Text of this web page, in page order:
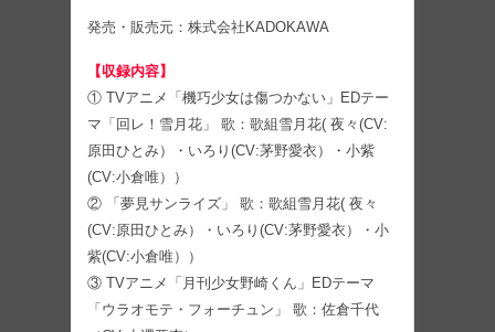
発売・販売元：株式会社KADOKAWA
【収録内容】
① TVアニメ「機巧少女は傷つかない」EDテー
マ「回レ！雪月花」 歌：歌組雪月花( 夜々(CV:
原田ひとみ）・いろり(CV:茅野愛衣）・小紫
(CV:小倉唯））
② 「夢見サンライズ」 歌：歌組雪月花( 夜々
(CV:原田ひとみ）・いろり(CV:茅野愛衣）・小
紫(CV:小倉唯））
③ TVアニメ「月刊少女野崎くん」EDテーマ
「ウラオモテ・フォーチュン」 歌：佐倉千代